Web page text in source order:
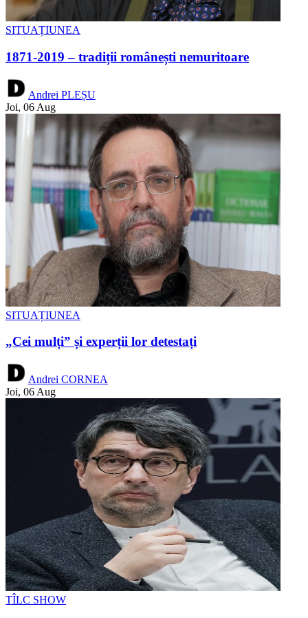
SITUAȚIUNEA
1871-2019 – tradiții românești nemuritoare
Andrei PLEȘU
Joi, 06 Aug
SITUAȚIUNEA
„Cei mulți” și experții lor detestați
Andrei CORNEA
Joi, 06 Aug
TÎLC SHOW